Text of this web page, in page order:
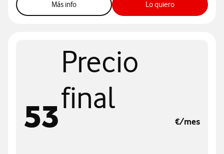
Más info Lo quierosobre internet
53 €/mes
Precio
final